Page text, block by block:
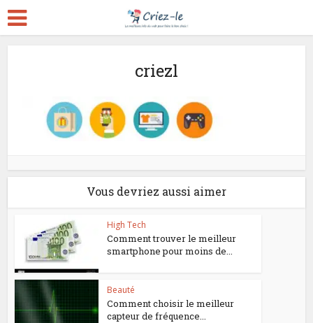
criezl
Vous devriez aussi aimer
High Tech
Comment trouver le meilleur
smartphone pour moins de...
Beauté
Comment choisir le meilleur
capteur de fréquence...